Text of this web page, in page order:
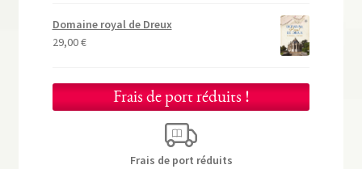
Domaine royal de Dreux
29,00€
Frais de port réduits !
Frais de port réduits